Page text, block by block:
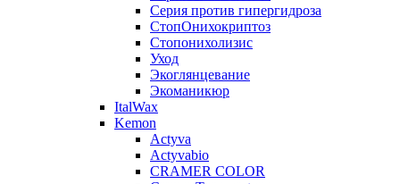
Серия против гипергидроза
СтопОнихокриптоз
Стопонихолизис
Уход
Экоглянцевание
Экоманикюр
ItalWax
Kemon
Actyva
Actyvabio
CRAMER COLOR